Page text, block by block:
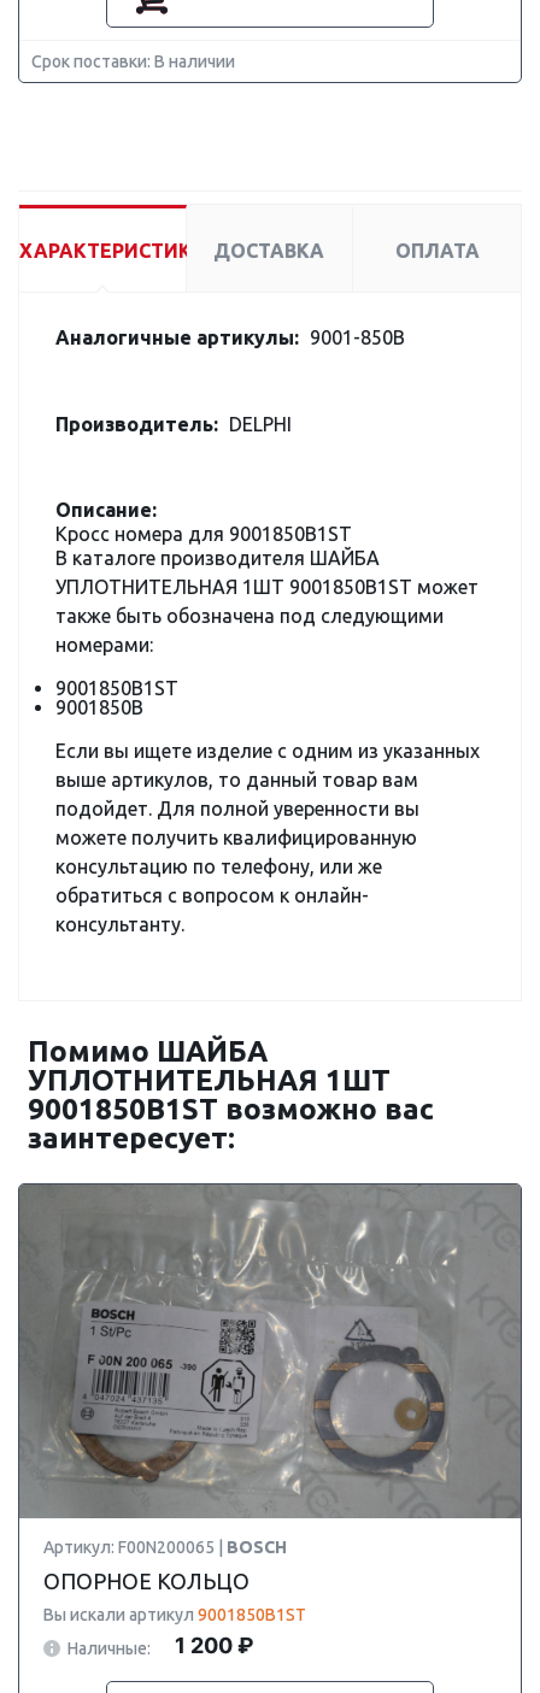
Срок поставки: В наличии
ХАРАКТЕРИСТИКИ ДОСТАВКА ОПЛАТА
Аналогичные артикулы: 9001-850B
Производитель: DELPHI
Описание:
Кросс номера для 9001850B1ST
В каталоге производителя ШАЙБА
УПЛОТНИТЕЛЬНАЯ 1ШТ 9001850B1ST может
также быть обозначена под следующими
номерами:
9001850B1ST
9001850B
Если вы ищете изделие с одним из указанных
выше артикулов, то данный товар вам
подойдет. Для полной уверенности вы
можете получить квалифицированную
консультацию по телефону, или же
обратиться с вопросом к онлайн-
консультанту.
Помимо ШАЙБА
УПЛОТНИТЕЛЬНАЯ 1ШТ
9001850B1ST возможно вас
заинтересует:
Артикул: F00N200065 | BOSCH
ОПОРНОЕ КОЛЬЦО
Вы искали артикул 9001850B1ST
Наличные:
1 200 ₽